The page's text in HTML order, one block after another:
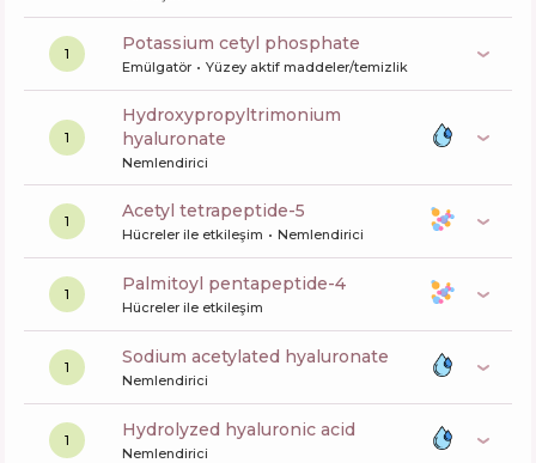
1 potassium cetyl phosphate
Emülgatör Yüzey aktif maddeler/temizlik
1
hydroxypropyltrimonium
hyaluronate
Nemlendirici
1 acetyl tetrapeptide-5
Hücreler ile etkileşim Nemlendirici
1 palmitoyl pentapeptide-4
Hücreler ile etkileşim
1 sodium acetylated hyaluronate
Nemlendirici
1 hydrolyzed hyaluronic acid
Nemlendirici